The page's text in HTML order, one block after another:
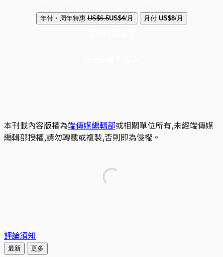
年付・周年特惠 US$6.5US$4/月 月付 US$8/月
本刊載內容版權為端傳媒編輯部或相關單位所有,未經端傳媒
編輯部授權,請勿轉載或複製,否則即為侵權。
評論須知
最新 更多